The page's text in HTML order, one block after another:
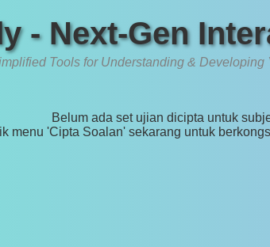
- Next-Gen
Tools for Understanding & Developing
Belum ada set ujian dicipta untuk
menu 'Cipta Soalan' sekarang untuk